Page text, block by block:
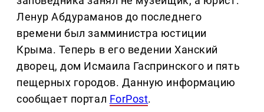
Ленур Абдураманов до последнего
времени был замминистра юстиции
Крыма. Теперь в его ведении Ханский
дворец, дом Исмаила Гаспринского и пять
пещерных городов. Данную информацию
сообщает портал ForPost.